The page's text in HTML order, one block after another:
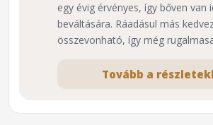
egy évig érvényes, így bőven van
beváltására. Ráadásul más
összevonható, így még
Tovább a